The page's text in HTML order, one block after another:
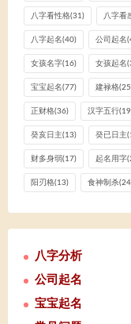
八字看性格(31) 八字看
八字起名(40) 公司起名
女孩名字(16) 女孩起名
宝宝起名(77) 建禄格
正财格(36) 汉字五行
癸亥日主(13) 癸已日主
财多身弱(17) 起名用字
阳刃格(13) 食神制杀
八字分析
公司起名
宝宝起名